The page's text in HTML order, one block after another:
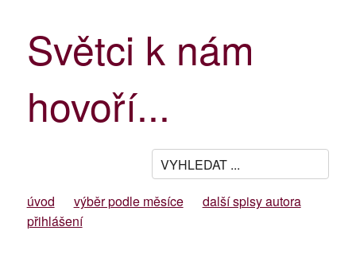
Světci k nám
hovoří...
úvod výběr podle měsíce
další spisy autora
přihlášení